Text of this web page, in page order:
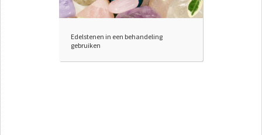
Edelstenen in een behandeling
gebruiken